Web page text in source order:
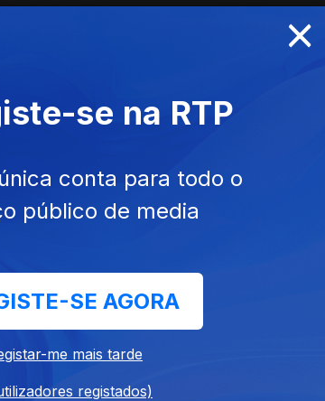
Portuguesa e Coro do
×
se na RTP
conta para todo o
público de media
SE AGORA
me mais tarde
registados)